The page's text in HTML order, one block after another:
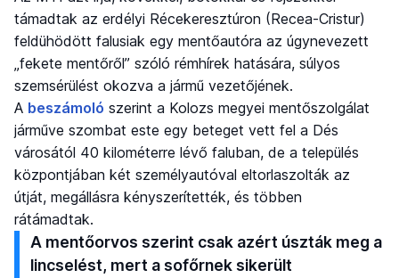
támadtak az erdélyi Récekeresztúron (Recea-Cristur)
feldühödött falusiak egy mentőautóra az úgynevezett
„fekete mentőről” szóló rémhírek hatására, súlyos
szemsérülést okozva a jármű vezetőjének.
A beszámoló szerint a Kolozs megyei mentőszolgálat
járműve szombat este egy beteget vett fel a Dés
városától 40 kilométerre lévő faluban, de a település
központjában két személyautóval eltorlaszolták az
útját, megállásra kényszerítették, és többen
rátámadtak.
A mentőorvos szerint csak azért úszták meg a
lincselést, mert a sofőrnek sikerült